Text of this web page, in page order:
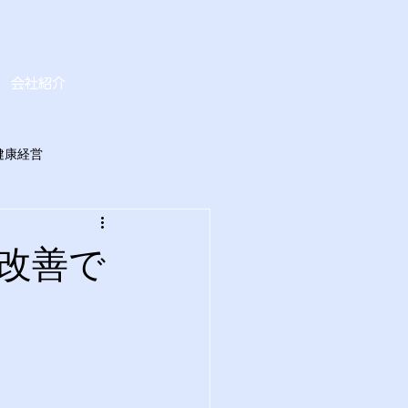
会社紹介
康経営
善で